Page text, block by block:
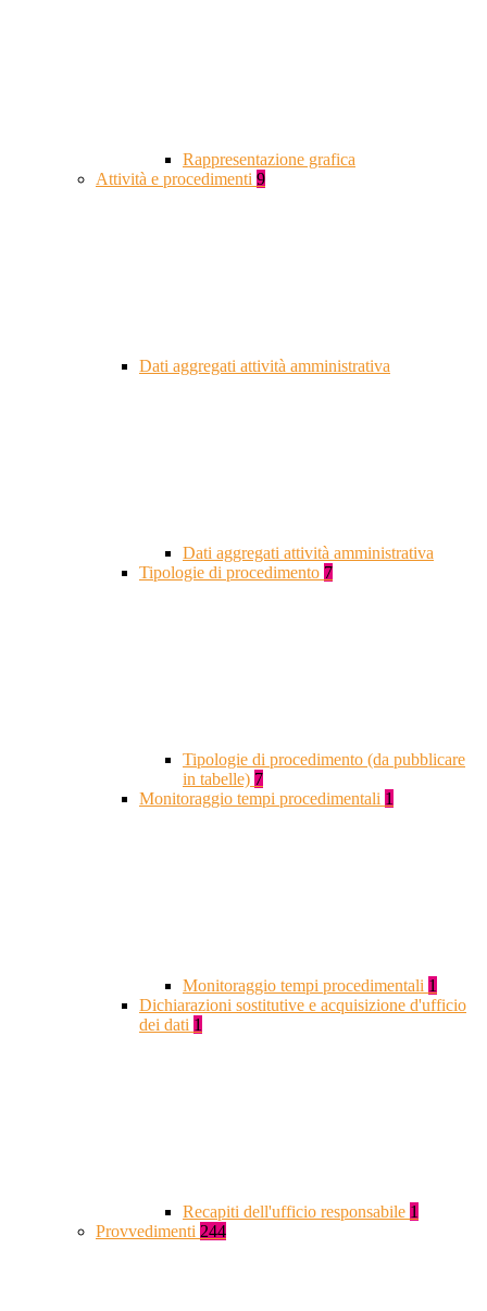
Rappresentazione grafica
Attività e procedimenti 9
Dati aggregati attività amministrativa
Dati aggregati attività amministrativa
Tipologie di procedimento 7
Tipologie di procedimento (da pubblicare
in tabelle) 7
Monitoraggio tempi procedimentali 1
Monitoraggio tempi procedimentali 1
Dichiarazioni sostitutive e acquisizione d'ufficio
dei dati 1
Recapiti dell'ufficio responsabile 1
Provvedimenti 244